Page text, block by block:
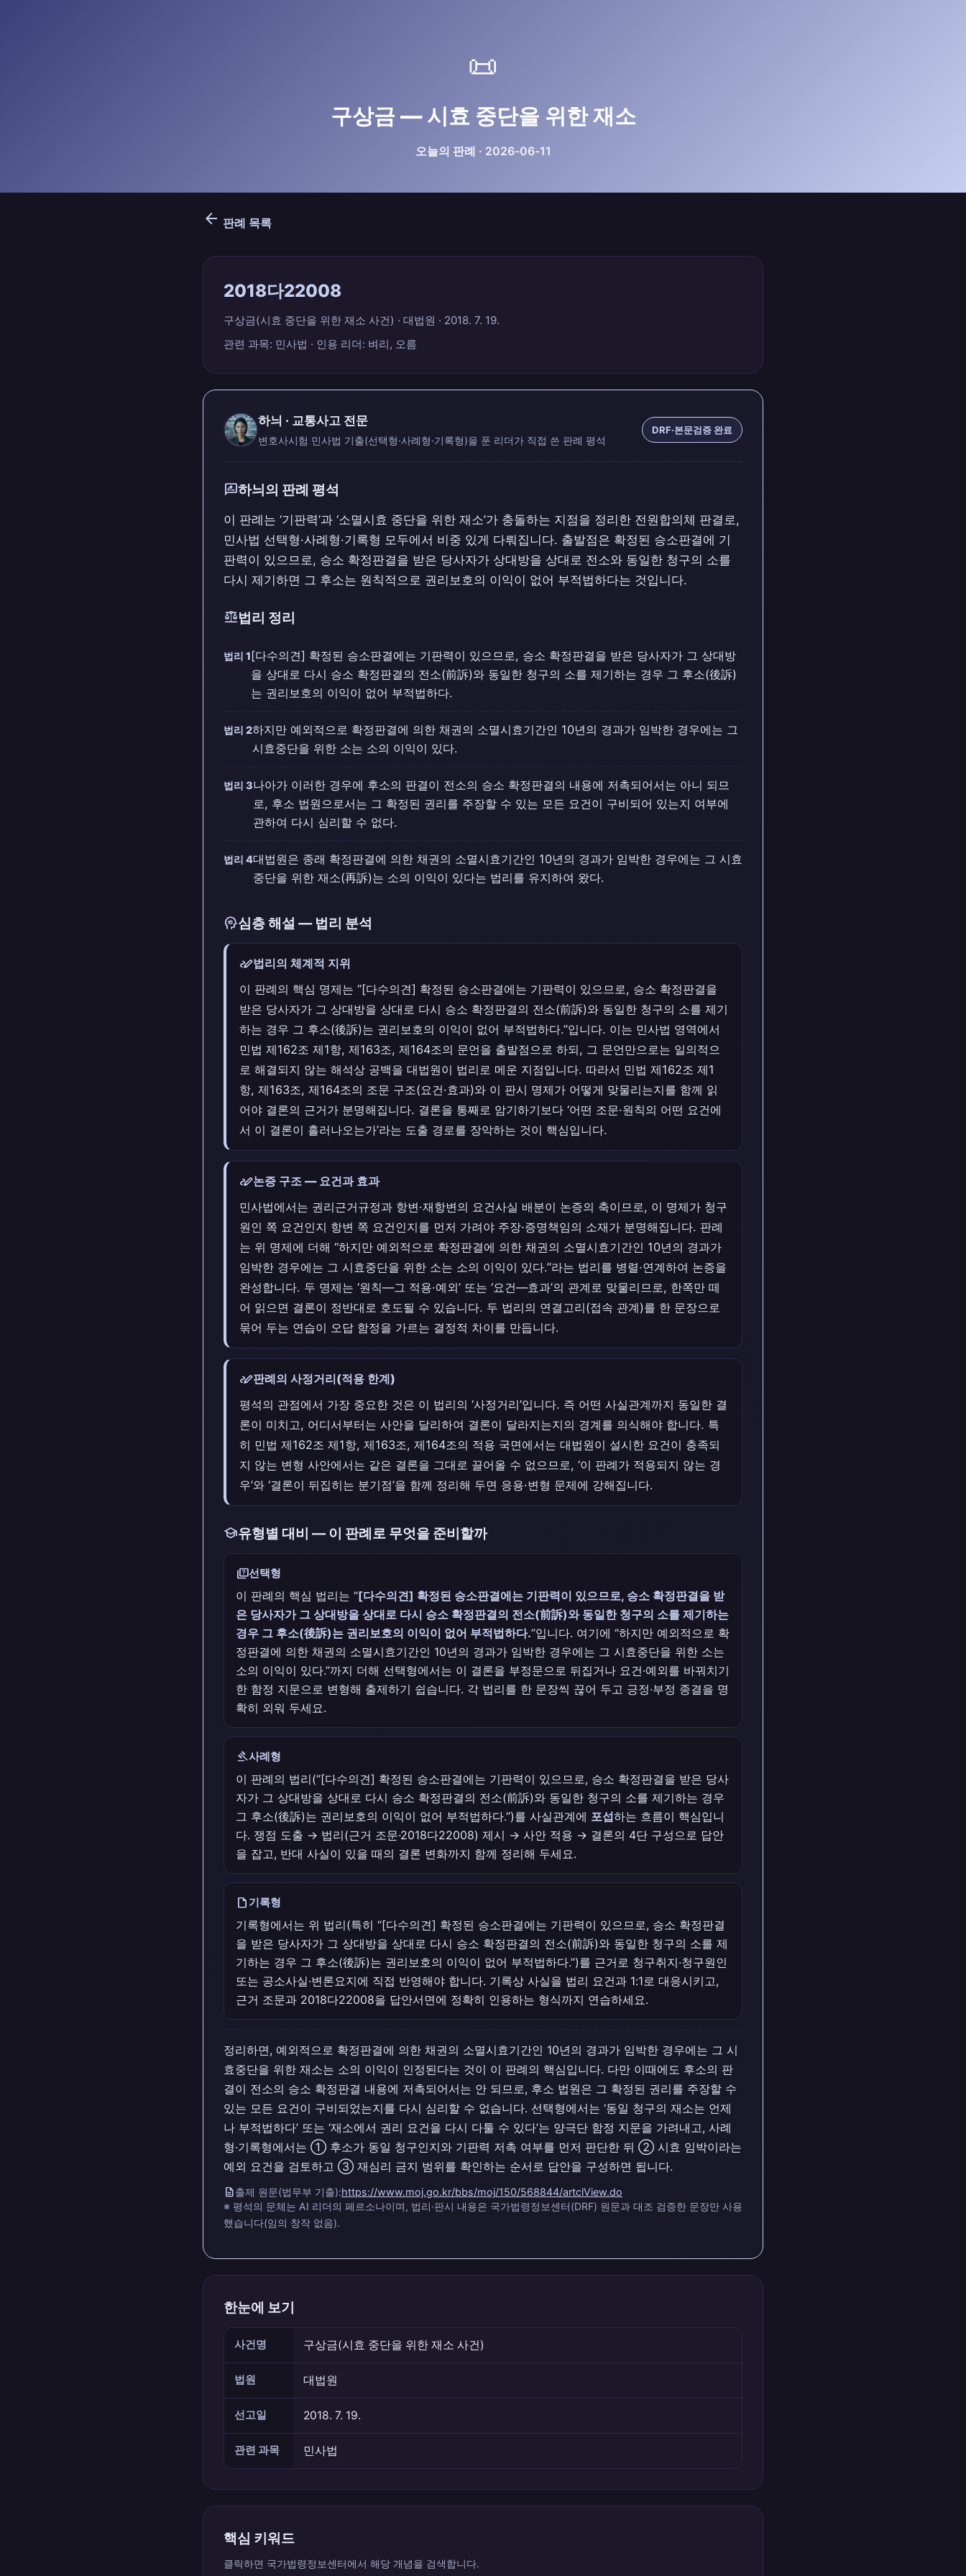
📜
구상금 — 시효 중단을 위한 재소
오늘의 판례 · 2026-06-11
arrow_back 판례 목록
2018다22008
구상금(시효 중단을 위한 재소 사건) · 대법원 · 2018. 7. 19.
관련 과목: 민사법 · 인용 리더: 벼리, 오름
하늬 · 교통사고 전문
변호사시험 민사법 기출(선택형·사례형·기록형)을 푼 리더가 직접 쓴 판례 평석
DRF·본문검증 완료
rate_review하늬의 판례 평석
이 판례는 ‘기판력’과 ‘소멸시효 중단을 위한 재소’가 충돌하는 지점을 정리한 전원합의체 판결로,
민사법 선택형·사례형·기록형 모두에서 비중 있게 다뤄집니다. 출발점은 확정된 승소판결에 기
판력이 있으므로, 승소 확정판결을 받은 당사자가 상대방을 상대로 전소와 동일한 청구의 소를
다시 제기하면 그 후소는 원칙적으로 권리보호의 이익이 없어 부적법하다는 것입니다.
balance법리 정리
법리 1[다수의견] 확정된 승소판결에는 기판력이 있으므로, 승소 확정판결을 받은 당사자가 그 상대방
을 상대로 다시 승소 확정판결의 전소(前訴)와 동일한 청구의 소를 제기하는 경우 그 후소(後訴)
는 권리보호의 이익이 없어 부적법하다.
법리 2하지만 예외적으로 확정판결에 의한 채권의 소멸시효기간인 10년의 경과가 임박한 경우에는 그
시효중단을 위한 소는 소의 이익이 있다.
법리 3나아가 이러한 경우에 후소의 판결이 전소의 승소 확정판결의 내용에 저촉되어서는 아니 되므
로, 후소 법원으로서는 그 확정된 권리를 주장할 수 있는 모든 요건이 구비되어 있는지 여부에
관하여 다시 심리할 수 없다.
법리 4대법원은 종래 확정판결에 의한 채권의 소멸시효기간인 10년의 경과가 임박한 경우에는 그 시효
중단을 위한 재소(再訴)는 소의 이익이 있다는 법리를 유지하여 왔다.
psychology심층 해설 — 법리 분석
stylus_note법리의 체계적 지위
이 판례의 핵심 명제는 “[다수의견] 확정된 승소판결에는 기판력이 있으므로, 승소 확정판결을
받은 당사자가 그 상대방을 상대로 다시 승소 확정판결의 전소(前訴)와 동일한 청구의 소를 제기
하는 경우 그 후소(後訴)는 권리보호의 이익이 없어 부적법하다.”입니다. 이는 민사법 영역에서
민법 제162조 제1항, 제163조, 제164조의 문언을 출발점으로 하되, 그 문언만으로는 일의적으
로 해결되지 않는 해석상 공백을 대법원이 법리로 메운 지점입니다. 따라서 민법 제162조 제1
항, 제163조, 제164조의 조문 구조(요건·효과)와 이 판시 명제가 어떻게 맞물리는지를 함께 읽
어야 결론의 근거가 분명해집니다. 결론을 통째로 암기하기보다 ‘어떤 조문·원칙의 어떤 요건에
서 이 결론이 흘러나오는가’라는 도출 경로를 장악하는 것이 핵심입니다.
stylus_note논증 구조 — 요건과 효과
민사법에서는 권리근거규정과 항변·재항변의 요건사실 배분이 논증의 축이므로, 이 명제가 청구
원인 쪽 요건인지 항변 쪽 요건인지를 먼저 가려야 주장·증명책임의 소재가 분명해집니다. 판례
는 위 명제에 더해 “하지만 예외적으로 확정판결에 의한 채권의 소멸시효기간인 10년의 경과가
임박한 경우에는 그 시효중단을 위한 소는 소의 이익이 있다.”라는 법리를 병렬·연계하여 논증을
완성합니다. 두 명제는 ‘원칙—그 적용·예외’ 또는 ‘요건—효과’의 관계로 맞물리므로, 한쪽만 떼
어 읽으면 결론이 정반대로 호도될 수 있습니다. 두 법리의 연결고리(접속 관계)를 한 문장으로
묶어 두는 연습이 오답 함정을 가르는 결정적 차이를 만듭니다.
stylus_note판례의 사정거리(적용 한계)
평석의 관점에서 가장 중요한 것은 이 법리의 ‘사정거리’입니다. 즉 어떤 사실관계까지 동일한 결
론이 미치고, 어디서부터는 사안을 달리하여 결론이 달라지는지의 경계를 의식해야 합니다. 특
히 민법 제162조 제1항, 제163조, 제164조의 적용 국면에서는 대법원이 설시한 요건이 충족되
지 않는 변형 사안에서는 같은 결론을 그대로 끌어올 수 없으므로, ‘이 판례가 적용되지 않는 경
우’와 ‘결론이 뒤집히는 분기점’을 함께 정리해 두면 응용·변형 문제에 강해집니다.
school유형별 대비 — 이 판례로 무엇을 준비할까
quiz선택형
이 판례의 핵심 법리는 “[다수의견] 확정된 승소판결에는 기판력이 있으므로, 승소 확정판결을 받
은 당사자가 그 상대방을 상대로 다시 승소 확정판결의 전소(前訴)와 동일한 청구의 소를 제기하는
경우 그 후소(後訴)는 권리보호의 이익이 없어 부적법하다.”입니다. 여기에 “하지만 예외적으로 확
정판결에 의한 채권의 소멸시효기간인 10년의 경과가 임박한 경우에는 그 시효중단을 위한 소는
소의 이익이 있다.”까지 더해 선택형에서는 이 결론을 부정문으로 뒤집거나 요건·예외를 바꿔치기
한 함정 지문으로 변형해 출제하기 쉽습니다. 각 법리를 한 문장씩 끊어 두고 긍정·부정 종결을 명
확히 외워 두세요.
gavel사례형
이 판례의 법리(“[다수의견] 확정된 승소판결에는 기판력이 있으므로, 승소 확정판결을 받은 당사
자가 그 상대방을 상대로 다시 승소 확정판결의 전소(前訴)와 동일한 청구의 소를 제기하는 경우
그 후소(後訴)는 권리보호의 이익이 없어 부적법하다.”)를 사실관계에 포섭하는 흐름이 핵심입니
다. 쟁점 도출 → 법리(근거 조문·2018다22008) 제시 → 사안 적용 → 결론의 4단 구성으로 답안
을 잡고, 반대 사실이 있을 때의 결론 변화까지 함께 정리해 두세요.
draft 기록형
기록형에서는 위 법리(특히 “[다수의견] 확정된 승소판결에는 기판력이 있으므로, 승소 확정판결
을 받은 당사자가 그 상대방을 상대로 다시 승소 확정판결의 전소(前訴)와 동일한 청구의 소를 제
기하는 경우 그 후소(後訴)는 권리보호의 이익이 없어 부적법하다.”)를 근거로 청구취지·청구원인
또는 공소사실·변론요지에 직접 반영해야 합니다. 기록상 사실을 법리 요건과 1:1로 대응시키고,
근거 조문과 2018다22008을 답안서면에 정확히 인용하는 형식까지 연습하세요.
정리하면, 예외적으로 확정판결에 의한 채권의 소멸시효기간인 10년의 경과가 임박한 경우에는 그 시
효중단을 위한 재소는 소의 이익이 인정된다는 것이 이 판례의 핵심입니다. 다만 이때에도 후소의 판
결이 전소의 승소 확정판결 내용에 저촉되어서는 안 되므로, 후소 법원은 그 확정된 권리를 주장할 수
있는 모든 요건이 구비되었는지를 다시 심리할 수 없습니다. 선택형에서는 ‘동일 청구의 재소는 언제
나 부적법하다’ 또는 ‘재소에서 권리 요건을 다시 다툴 수 있다’는 양극단 함정 지문을 가려내고, 사례
형·기록형에서는 ① 후소가 동일 청구인지와 기판력 저촉 여부를 먼저 판단한 뒤 ② 시효 임박이라는
예외 요건을 검토하고 ③ 재심리 금지 범위를 확인하는 순서로 답안을 구성하면 됩니다.
description출제 원문(법무부 기출):https://www.moj.go.kr/bbs/moj/150/568844/artclView.do
※ 평석의 문체는 AI 리더의 페르소나이며, 법리·판시 내용은 국가법령정보센터(DRF) 원문과 대조 검증한 문장만 사용
했습니다(임의 창작 없음).
한눈에 보기
사건명 구상금(시효 중단을 위한 재소 사건)
법원 대법원
선고일 2018. 7. 19.
관련 과목 민사법
핵심 키워드
클릭하면 국가법령정보센터에서 해당 개념을 검색합니다.